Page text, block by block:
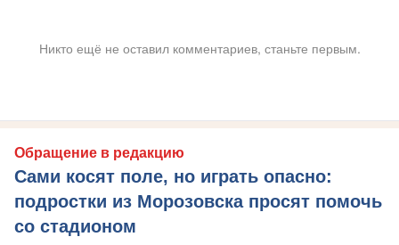
Никто ещё не оставил комментариев, станьте первым.
Обращение в редакцию
Сами косят поле, но играть опасно:
подростки из Морозовска просят помочь
со стадионом